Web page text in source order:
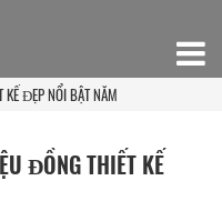
ĐẸP NỔI BẬT NĂM
ĐỒNG THIẾT KẾ